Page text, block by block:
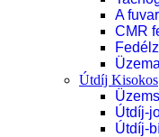
A
CMR
Útdíj Kisokos
Útdíj-
Útdíj-